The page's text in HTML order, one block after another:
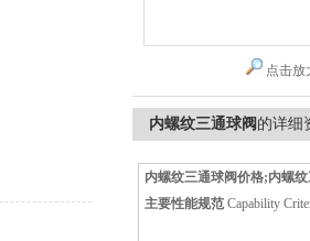
点击放
内螺纹三通球阀 的详细
内螺纹三通球阀价格;内螺
主要性能规范 Capability